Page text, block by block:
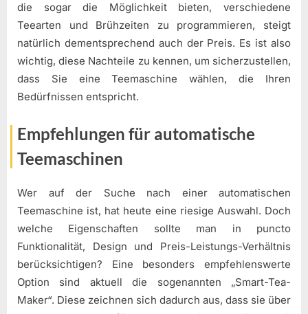
die sogar die Möglichkeit bieten, verschiedene
Teearten und Brühzeiten zu programmieren, steigt
natürlich dementsprechend auch der Preis. Es ist also
wichtig, diese Nachteile zu kennen, um sicherzustellen,
dass Sie eine Teemaschine wählen, die Ihren
Bedürfnissen entspricht.
Empfehlungen für automatische
Teemaschinen
Wer auf der Suche nach einer automatischen
Teemaschine ist, hat heute eine riesige Auswahl. Doch
welche Eigenschaften sollte man in puncto
Funktionalität, Design und Preis-Leistungs-Verhältnis
berücksichtigen? Eine besonders empfehlenswerte
Option sind aktuell die sogenannten „Smart-Tea-
Maker“. Diese zeichnen sich dadurch aus, dass sie über